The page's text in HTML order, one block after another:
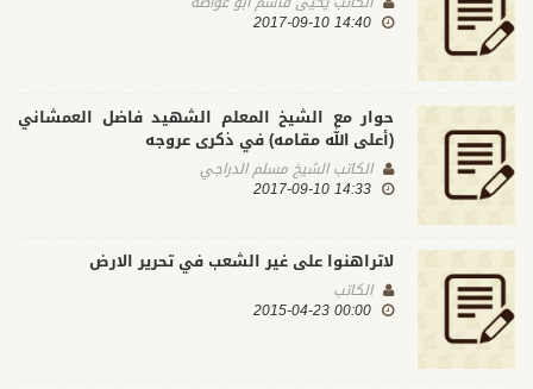
14:40 2017-09-10
حوار مع الشيخ المعلم الشهيد فاضل العمشاني
(أعلى الله مقامه) في ذكرى عروجه
الكاتبالشيخ مسلم الدراجي
14:33 2017-09-10
لاتراهنوا على غير الشعب في تحرير الارض
الكاتب
00:00 2015-04-23